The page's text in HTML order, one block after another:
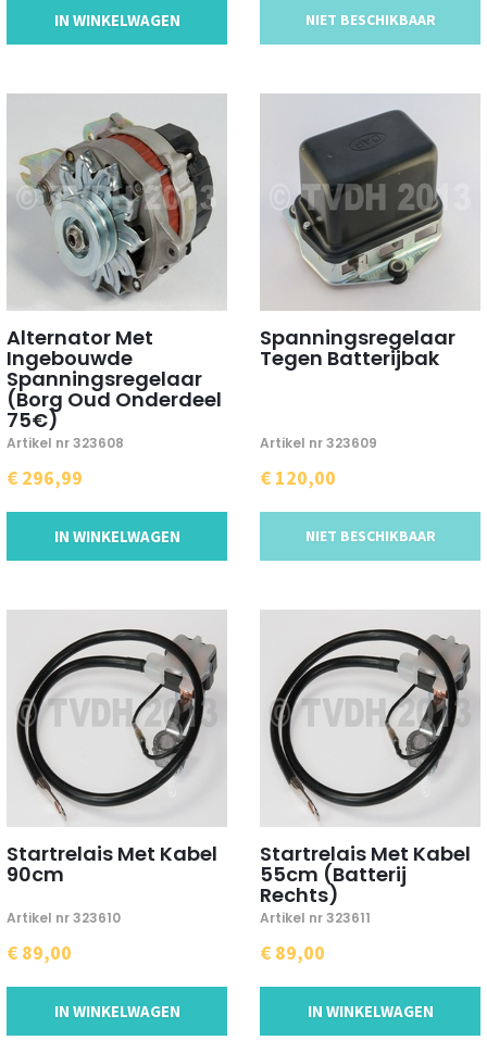
IN WINKELWAGEN NIET BESCHIKBAAR
Alternator Met
Ingebouwde
Spanningsregelaar
(Borg Oud Onderdeel
75€)
Artikel nr 323608
€ 296,99
IN WINKELWAGEN
Spanningsregelaar
Tegen Batterijbak
Artikel nr 323609
€ 120,00
NIET BESCHIKBAAR
Startrelais Met Kabel
90cm
Artikel nr 323610
€ 89,00
IN WINKELWAGEN
Startrelais Met Kabel
55cm (Batterij
Rechts)
Artikel nr 323611
€ 89,00
IN WINKELWAGEN